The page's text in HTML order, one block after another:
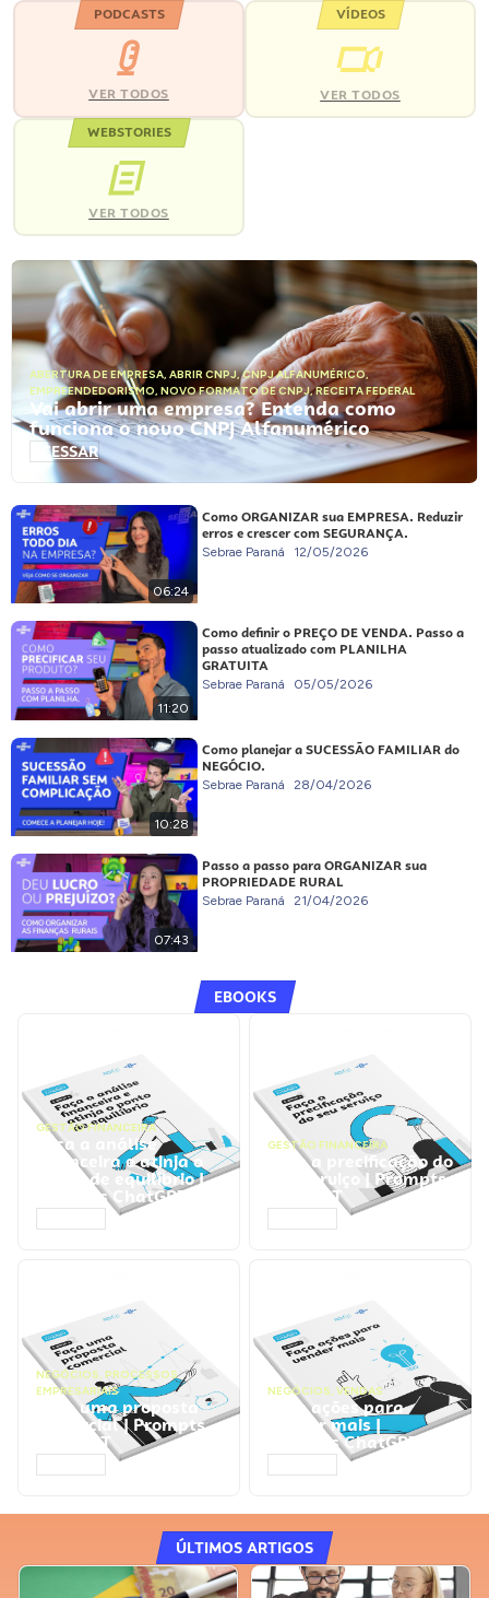
PODCASTS
VER TODOS
VÍDEOS
VER TODOS
WEBSTORIES
VER TODOS
ABERTURA DE EMPRESA, ABRIR CNPJ,CNPJ ALFANUMÉRICO,
EMPREENDEDORISMO, NOVO FORMATO DE CNPJ,RECEITA FEDERAL
Vai abrir uma empresa? Entenda como
funciona o novo CNPJ Alfanumérico
ACESSAR
06:24
Como ORGANIZAR sua EMPRESA. Reduzir
erros e crescer com SEGURANÇA.
Sebrae Paraná 12/05/2026
11:20
Como definir o PREÇO DE VENDA. Passo a
passo atualizado com PLANILHA
GRATUITA
Sebrae Paraná 05/05/2026
10:28
Como planejar a SUCESSÃO FAMILIAR do
NEGÓCIO.
Sebrae Paraná 28/04/2026
07:43
Passo a passo para ORGANIZAR sua
PROPRIEDADE RURAL
Sebrae Paraná 21/04/2026
EBOOKS
GESTÃO FINANCEIRA
Faça a análise
financeira e atinja o
ponto de equilíbrio |
Prompts ChatGPT
GESTÃO FINANCEIRA
Faça a precificação do
seu serviço | Prompts
ChatGPT
NEGÓCIOS, PROCESSOS
EMPRESARIAIS
Faça uma proposta
comercial | Prompts
ChatGPT
NEGÓCIOS, VENDAS
Faça ações para
vender mais |
Prompts ChatGPT
ÚLTIMOS ARTIGOS